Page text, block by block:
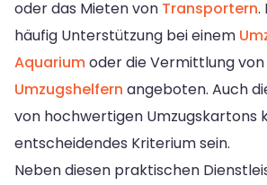
oder das Mieten von Transportern.
häufig Unterstützung bei einem
Aquariumoder die Vermittlung
Umzugshelfern angeboten. Auch
von hochwertigen Umzugskartons
entscheidendes Kriterium sein.
Neben diesen praktischen